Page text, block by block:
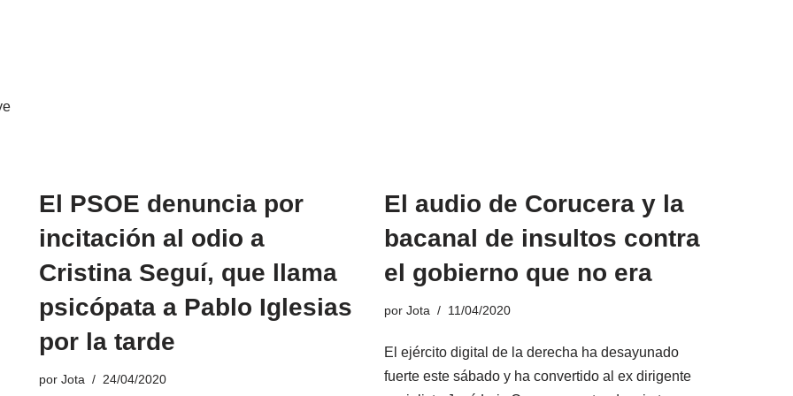
El PSOE denuncia por
incitación al odio a
Cristina Seguí, que llama
psicópata a Pablo Iglesias
por la tarde
por Jota 24/04/2020
El audio de Corucera y la
bacanal de insultos contra
el gobierno que no era
por Jota 11/04/2020
El ejército digital de la derecha ha desayunado
fuerte este sábado y ha convertido al ex dirigente